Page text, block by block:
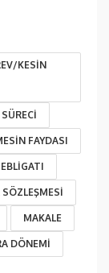
KESİN
FAYDASI
MAKALE
DÖNEMI